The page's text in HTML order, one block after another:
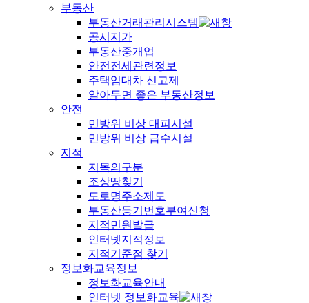
부동산
부동산거래관리시스템
공시지가
부동산중개업
안전전세관련정보
주택임대차 신고제
알아두면 좋은 부동산정보
안전
민방위 비상 대피시설
민방위 비상 급수시설
지적
지목의구분
조상땅찾기
도로명주소제도
부동산등기번호부여신청
지적민원발급
인터넷지적정보
지적기준점 찾기
정보화교육정보
정보화교육안내
인터넷 정보화교육